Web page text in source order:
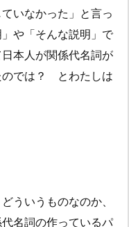
いなかった」と言っ
や「そんな説明」で
本人が関係代名詞が
のでは？ とわたしは
ういうものなのか、
名詞の作っているパ